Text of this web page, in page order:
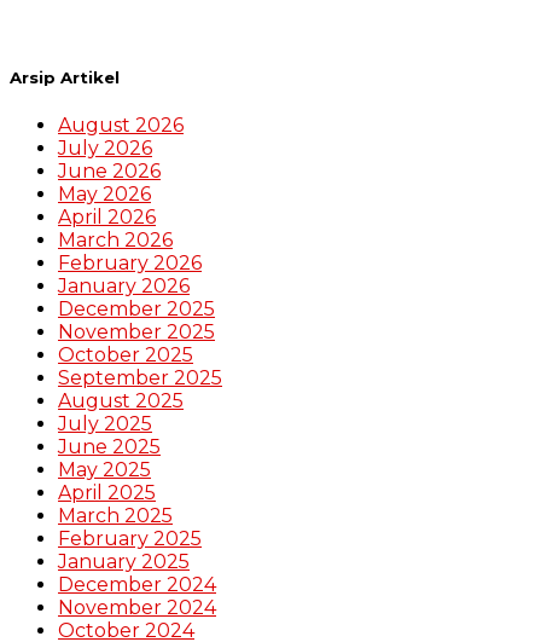
Arsip Artikel
August 2026
July 2026
June 2026
May 2026
April 2026
March 2026
February 2026
January 2026
December 2025
November 2025
October 2025
September 2025
August 2025
July 2025
June 2025
May 2025
April 2025
March 2025
February 2025
January 2025
December 2024
November 2024
October 2024